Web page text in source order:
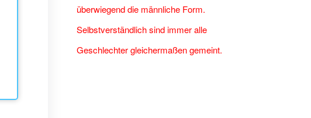
überwiegend die männliche Form.
Selbstverständlich sind immer alle
Geschlechter gleichermaßen gemeint.